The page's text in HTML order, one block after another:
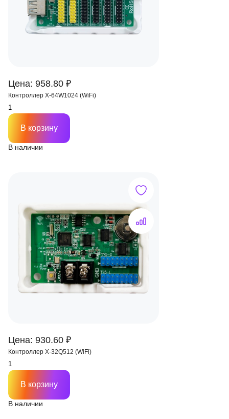
Цена: 958.80 ₽
Контроллер X-64W1024 (WiFi)
В наличии
В корзину
Цена: 930.60 ₽
Контроллер X-32Q512 (WiFi)
В наличии
В корзину